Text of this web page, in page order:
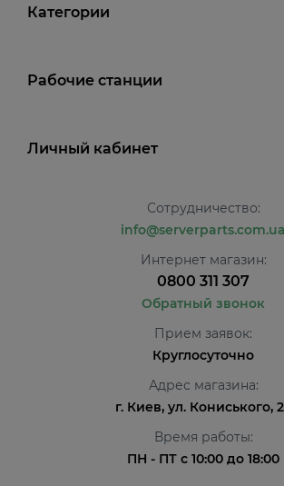
Категории
Рабочие станции
Личный кабинет
Сотрудничество:
info@serverparts.com.ua
Интернет магазин:
0800 311 307
Обратный звонок
Прием заявок:
Круглосуточно
Адрес магазина:
г. Киев, ул. Кониського,
Время работы:
ПН - ПТ с 10:00 до 18:00